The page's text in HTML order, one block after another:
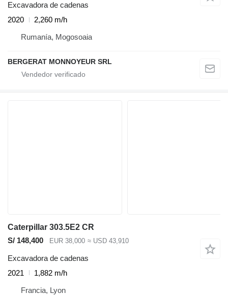
Excavadora de cadenas
2020
2,260 m/h
Rumanía, Mogosoaia
BERGERAT MONNOYEUR SRL
Caterpillar 303.5E2 CR
S/ 148,400
EUR 38,000 ≈ USD 43,910
Excavadora de cadenas
2021
1,882 m/h
Francia, Lyon